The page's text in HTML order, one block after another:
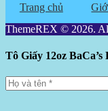
Trang chủ
ThemeREX © 2026.
Tô Giấy 12oz BaCa’s